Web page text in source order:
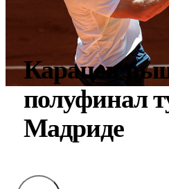
Карацев
полуфинал
Мадриде